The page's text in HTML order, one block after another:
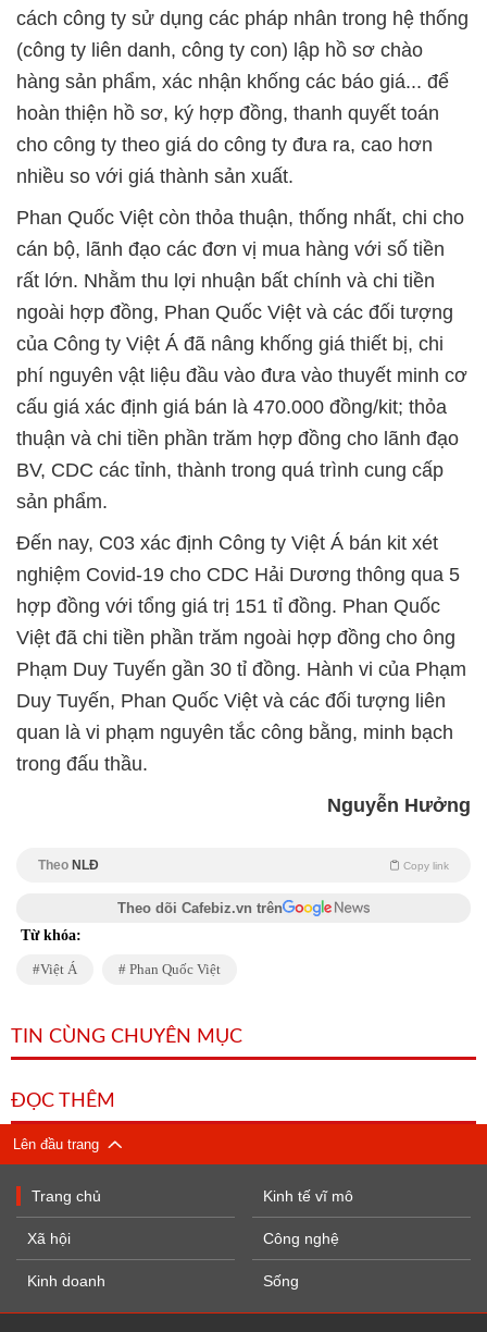
cách công ty sử dụng các pháp nhân trong hệ thống
(công ty liên danh, công ty con) lập hồ sơ chào
hàng sản phẩm, xác nhận khống các báo giá... để
hoàn thiện hồ sơ, ký hợp đồng, thanh quyết toán
cho công ty theo giá do công ty đưa ra, cao hơn
nhiều so với giá thành sản xuất.
Phan Quốc Việt còn thỏa thuận, thống nhất, chi cho
cán bộ, lãnh đạo các đơn vị mua hàng với số tiền
rất lớn. Nhằm thu lợi nhuận bất chính và chi tiền
ngoài hợp đồng, Phan Quốc Việt và các đối tượng
của Công ty Việt Á đã nâng khống giá thiết bị, chi
phí nguyên vật liệu đầu vào đưa vào thuyết minh cơ
cấu giá xác định giá bán là 470.000 đồng/kit; thỏa
thuận và chi tiền phần trăm hợp đồng cho lãnh đạo
BV, CDC các tỉnh, thành trong quá trình cung cấp
sản phẩm.
Đến nay, C03 xác định Công ty Việt Á bán kit xét
nghiệm Covid-19 cho CDC Hải Dương thông qua 5
hợp đồng với tổng giá trị 151 tỉ đồng. Phan Quốc
Việt đã chi tiền phần trăm ngoài hợp đồng cho ông
Phạm Duy Tuyến gần 30 tỉ đồng. Hành vi của Phạm
Duy Tuyến, Phan Quốc Việt và các đối tượng liên
quan là vi phạm nguyên tắc công bằng, minh bạch
trong đấu thầu.
Nguyễn Hưởng
Theo NLĐ Copy link
Theo dõi Cafebiz.vn trên
Từ khóa:
Việt Á Phan Quốc Việt
TIN CÙNG CHUYÊN MỤC
ĐỌC THÊM
Lên đầu trang
Trang chủ
Xã hội
Kinh doanh
Kinh tế vĩ mô
Công nghệ
Sống